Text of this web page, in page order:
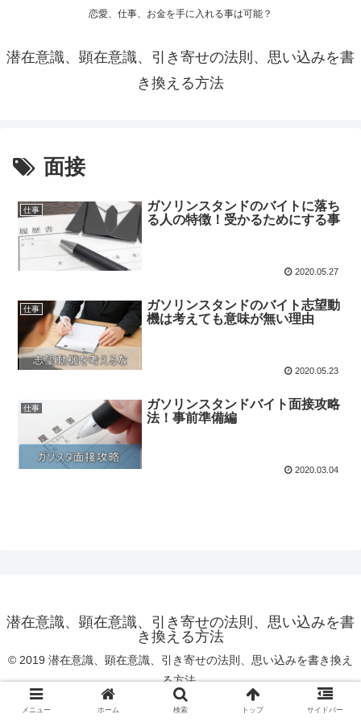
恋愛、仕事、お金を手に入れる事は可能？
潜在意識、顕在意識、引き寄せの法則、思い込みを書
き換える方法
面接
仕事
ガソリンスタンドのバイトに落ち
る人の特徴！受かるためにする事
2020.05.27
仕事
ガソリンスタンドのバイト志望動
機は考えても意味が無い理由
2020.05.23
仕事
ガソリンスタンドバイト面接攻略
法！事前準備編
2020.03.04
潜在意識、顕在意識、引き寄せの法則、思い込みを書
き換える方法
© 2019 潜在意識、顕在意識、引き寄せの法則、思い込みを書き換え
る方法.
メニュー ホーム 検索 トップ サイドバー